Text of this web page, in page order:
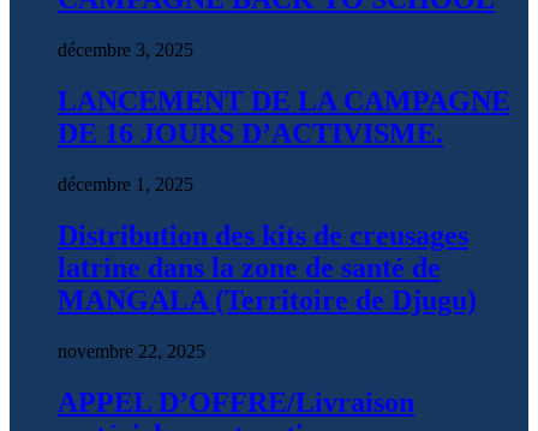
décembre 3, 2025
LANCEMENT DE LA CAMPAGNE
DE 16 JOURS D’ACTIVISME.
décembre 1, 2025
Distribution des kits de creusages
latrine dans la zone de santé de
MANGALA (Territoire de Djugu)
novembre 22, 2025
APPEL D’OFFRE/Livraison